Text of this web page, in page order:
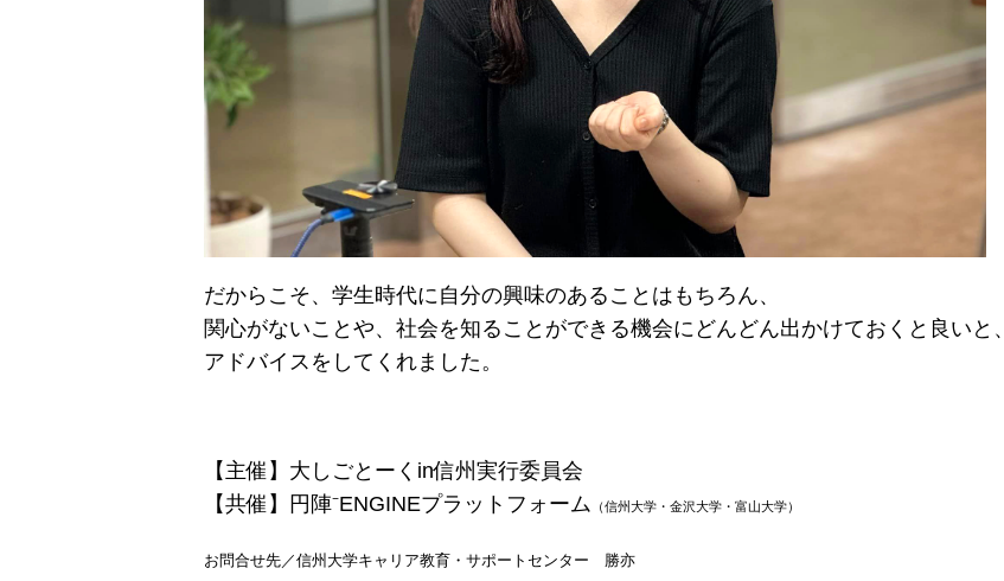
だからこそ、学生時代に自分の興味のあることはもちろん、
関心がないことや、社会を知ることができる機会にどんどん出かけておくと良いと、
アドバイスをしてくれました。
【主催】大しごとーくin信州実行委員会
【共催】円陣⁻ENGINEプラットフォーム （信州大学・金沢大学・富山大学）
お問合せ先／信州大学キャリア教育・サポートセンター 勝亦